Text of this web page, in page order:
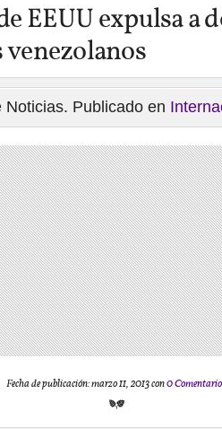
EEUU expulsa a
Publicado en
Fecha de publicación: marzo 11, 2013 con0